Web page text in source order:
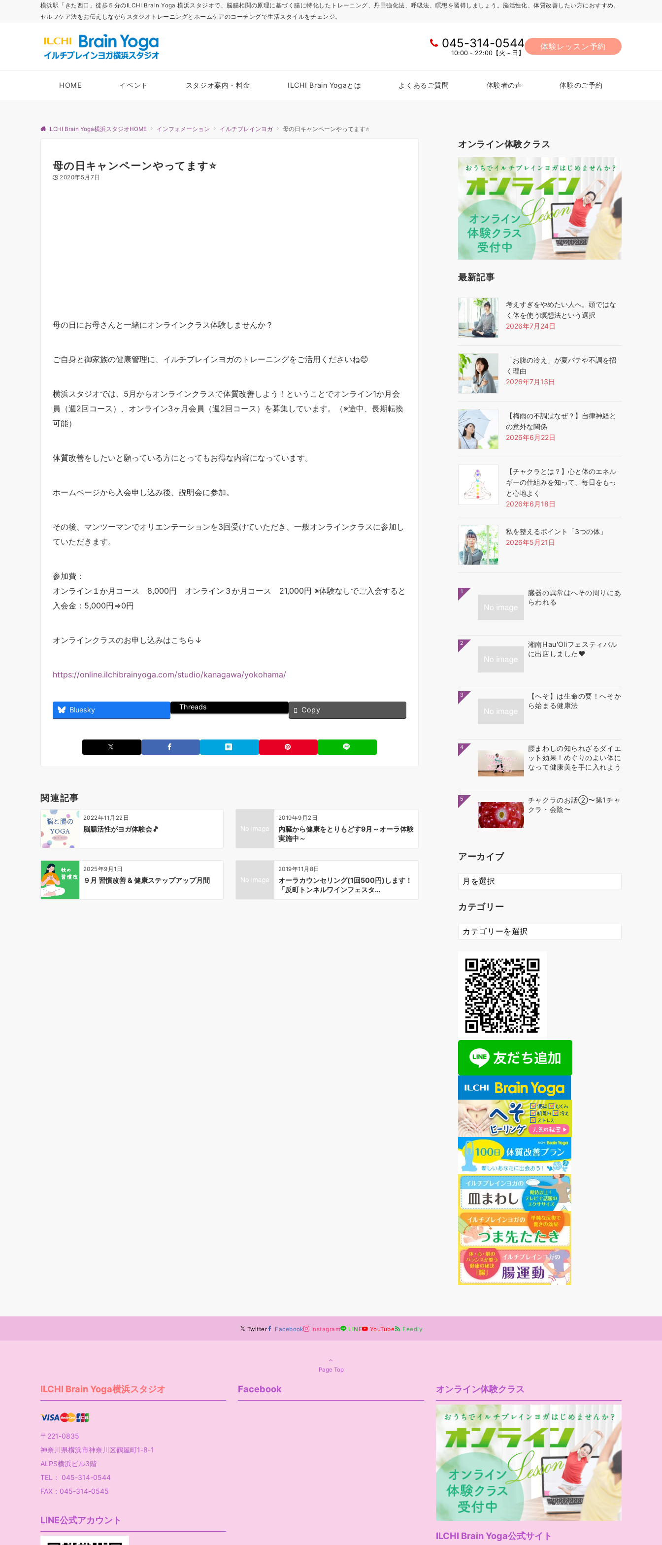
横浜駅「きた西口」徒歩５分のILCHI Brain Yoga 横浜スタジオで、脳腸相関の原理に基づく腸に特化したトレーニング、丹田強化法、呼吸法、瞑想を習得しましょう。脳活性化、体質改善したい方におすすめ。
セルフケア法をお伝えしながらスタジオトレーニングとホームケアのコーチングで生活スタイルをチェンジ。
045-314-0544
10:00 - 22:00【火～日】
体験レッスン予約
HOME イベント スタジオ案内・料金 ILCHI Brain Yogaとは よくあるご質問 体験者の声 体験のご予約
ILCHI Brain Yoga横浜スタジオHOME インフォメーション イルチブレインヨガ 母の日キャンペーンやってます⭐️
母の日キャンペーンやってます⭐️
2020年5月7日
母の日にお母さんと一緒にオンラインクラス体験しませんか？
ご自身と御家族の健康管理に、イルチブレインヨガのトレーニングをご活用くださいね😊
横浜スタジオでは、5月からオンラインクラスで体質改善しよう！ということでオンライン1か月会
員（週2回コース）、オンライン3ヶ月会員（週2回コース）を募集しています。（※途中、長期転換
可能）
体質改善をしたいと願っている方にとってもお得な内容になっています。
ホームページから入会申し込み後、説明会に参加。
その後、マンツーマンでオリエンテーションを3回受けていただき、一般オンラインクラスに参加し
ていただきます。
参加費：
オンライン１か月コース 8,000円 オンライン３か月コース 21,000円 ※体験なしでご入会すると
入会金：5,000円⇒0円
オンラインクラスのお申し込みはこちら↓
https://online.ilchibrainyoga.com/studio/kanagawa/yokohama/
Bluesky Threads Copy
関連記事
2022年11月22日
脳腸活性がヨガ体験会🎵
2019年9月2日
内臓から健康をとりもどす9月～オーラ体験
実施中～
2025年9月1日
９月 習慣改善 & 健康ステップアップ月間
2019年11月8日
オーラカウンセリング(1回500円)します！
「反町トンネルワインフェスタ…
オンライン体験クラス
最新記事
考えすぎをやめたい人へ。頭ではな
く体を使う瞑想法という選択
2026年7月24日
「お腹の冷え」が夏バテや不調を招
く理由
2026年7月13日
【梅雨の不調はなぜ？】自律神経と
の意外な関係
2026年6月22日
【チャクラとは？】心と体のエネル
ギーの仕組みを知って、毎日をもっ
と心地よく
2026年6月18日
私を整えるポイント「3つの体」
2026年5月21日
1
臓器の異常はへその周りにあ
らわれる
2
湘南Hau'Oliフェスティバル
に出店しました❤
3
【へそ】は生命の要！へそか
ら始まる健康法
4
腰まわしの知られざるダイエ
ット効果！めぐりのよい体に
なって健康美を手に入れよう
5
チャクラのお話②〜第1チャ
クラ・会陰〜
アーカイブ
ア
ー
イ
カテゴリー
カ
テ
Twitter Facebook Instagram LINE YouTube Feedly
Page Top
ILCHI Brain Yoga横浜スタジオ
〒221-0835
神奈川県横浜市神奈川区鶴屋町1-8-1
ALPS横浜ビル3階
TEL： 045-314-0544
FAX：045-314-0545
LINE公式アカウント
Facebook オンライン体験クラス
ILCHI Brain Yoga公式サイト